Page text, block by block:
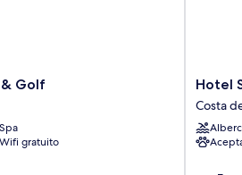
Golf
Spa
Wifi gratuito
Hotel
La
Zenia
Costa
Hotel
Costa